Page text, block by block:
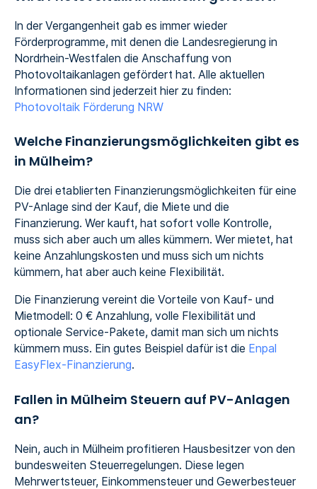
In der Vergangenheit gab es immer wieder
Förderprogramme, mit denen die Landesregierung in
Nordrhein-Westfalen die Anschaffung von
Photovoltaikanlagen gefördert hat. Alle aktuellen
Informationen sind jederzeit hier zu finden:
Photovoltaik Förderung NRW
Welche Finanzierungsmöglichkeiten gibt es
in Mülheim?
Die drei etablierten Finanzierungsmöglichkeiten für eine
PV-Anlage sind der Kauf, die Miete und die
Finanzierung. Wer kauft, hat sofort volle Kontrolle,
muss sich aber auch um alles kümmern. Wer mietet, hat
keine Anzahlungskosten und muss sich um nichts
kümmern, hat aber auch keine Flexibilität.
Die Finanzierung vereint die Vorteile von Kauf- und
Mietmodell: 0 € Anzahlung, volle Flexibilität und
optionale Service-Pakete, damit man sich um nichts
kümmern muss. Ein gutes Beispiel dafür ist die Enpal
EasyFlex-Finanzierung.
Fallen in Mülheim Steuern auf PV-Anlagen
an?
Nein, auch in Mülheim profitieren Hausbesitzer von den
bundesweiten Steuerregelungen. Diese legen
Mehrwertsteuer, Einkommensteuer und Gewerbesteuer